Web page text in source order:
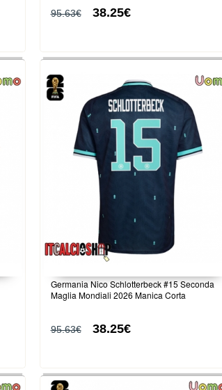
95.63€ 38.25€
Germania Nico Schlotterbeck #15 Seconda
Maglia Mondiali 2026 Manica Corta
95.63€ 38.25€